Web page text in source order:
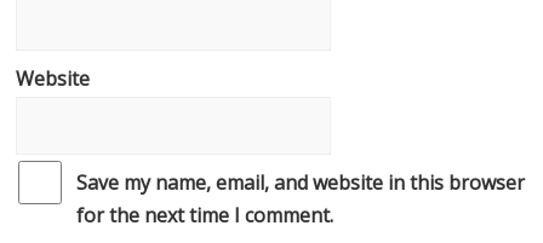
Website
Save my name, email, and website in this browser
for the next time I comment.